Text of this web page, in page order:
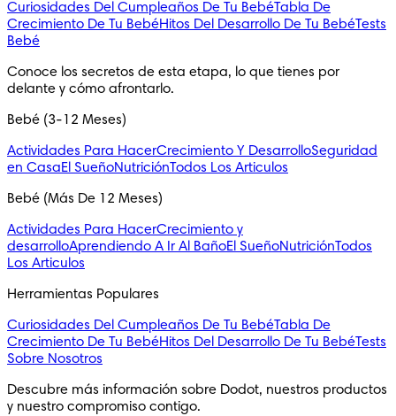
Curiosidades Del Cumpleaños De Tu BebéTabla De
Crecimiento De Tu BebéHitos Del Desarrollo De Tu BebéTests
Bebé
Conoce los secretos de esta etapa, lo que tienes por
delante y cómo afrontarlo.
Bebé (3-12 Meses)
Actividades Para HacerCrecimiento Y DesarrolloSeguridad
en CasaEl SueñoNutriciónTodos Los Articulos
Bebé (Más De 12 Meses)
Actividades Para HacerCrecimiento y
desarrolloAprendiendo A Ir Al BañoEl SueñoNutriciónTodos
Los Articulos
Herramientas Populares
Curiosidades Del Cumpleaños De Tu BebéTabla De
Crecimiento De Tu BebéHitos Del Desarrollo De Tu BebéTests
Sobre Nosotros
Descubre más información sobre Dodot, nuestros productos
y nuestro compromiso contigo.